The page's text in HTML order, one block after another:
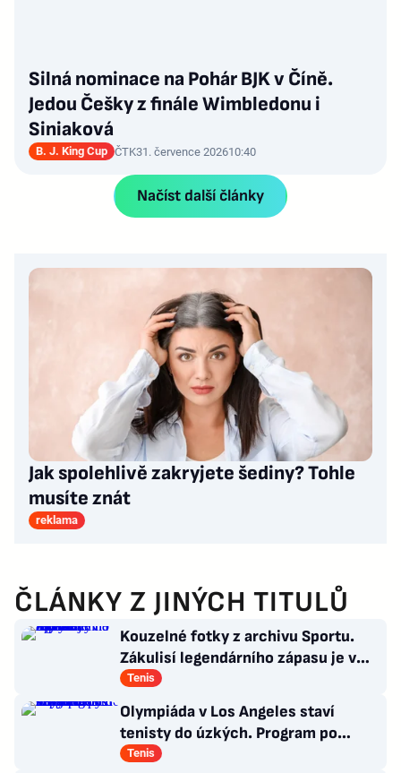
Silná nominace na Pohár BJK v Číně.
Jedou Češky z finále Wimbledonu i
Siniaková
B. J. King Cup ČTK31. července 202610:40
Načíst další články
Jak spolehlivě zakryjete šediny? Tohle
musíte znát
reklama
ČLÁNKY Z JINÝCH TITULŮ
Kouzelné fotky z archivu Sportu.
Zákulisí legendárního zápasu je v
Síni slávy na Štvanici
Tenis
Olympiáda v Los Angeles staví
tenisty do úzkých. Program po
Wimbledonu mnohé z nich nepotěší
Tenis